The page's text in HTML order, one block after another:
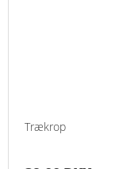
Trækrop